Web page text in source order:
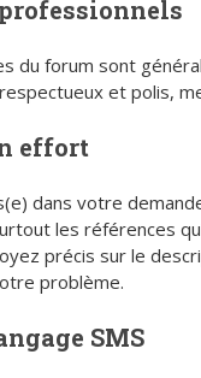
du forum sont
et polis,
effort
dans votre
les références
précis sur le
problème.
SMS